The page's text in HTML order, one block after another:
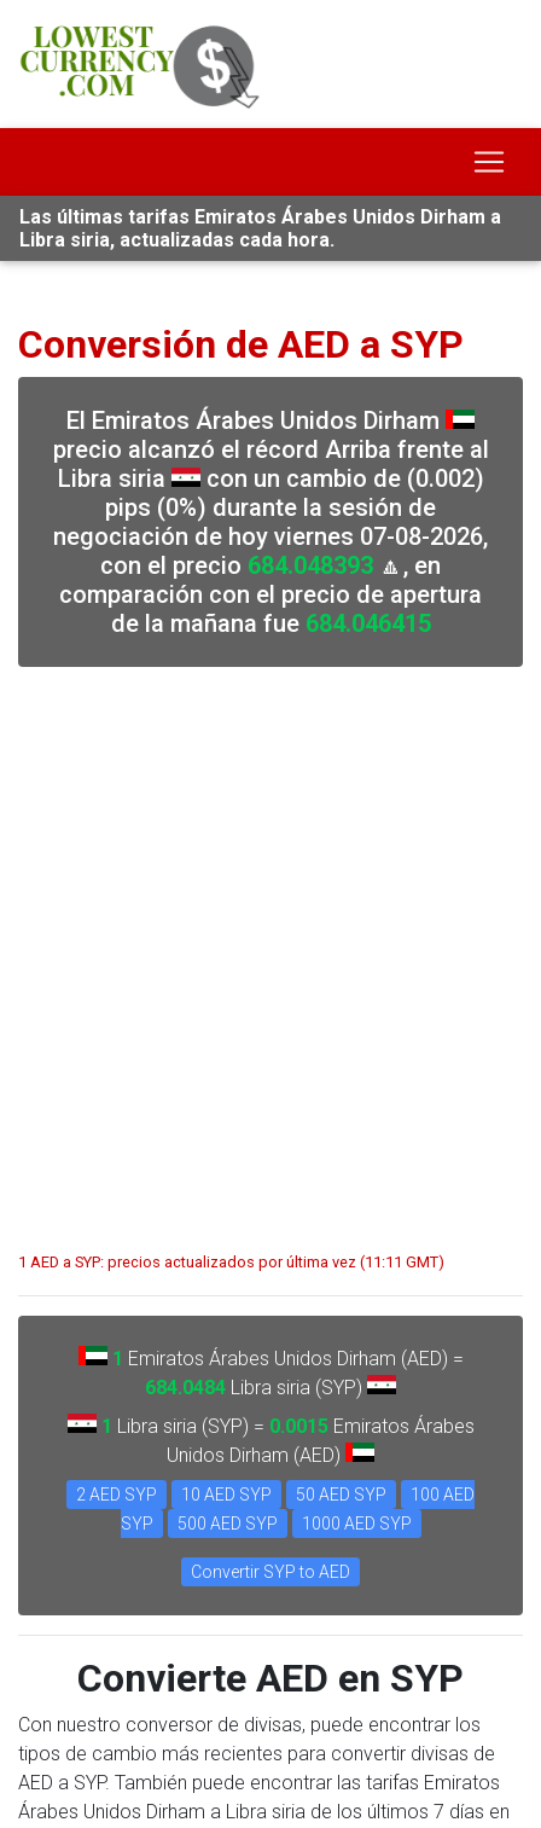
Las últimas tarifas Emiratos Árabes Unidos Dirham a
Libra siria, actualizadas cada hora.
Conversión de AED a SYP
El Emiratos Árabes Unidos Dirham
precio alcanzó el récord Arriba frente al
Libra siria
con un cambio de (0.002)
pips (0%) durante la sesión de
negociación de hoy viernes 07-08-2026,
con el precio 684.048393 🔼, en
comparación con el precio de apertura
de la mañana fue 684.046415
1 AED a SYP: precios actualizados por última vez (11:11 GMT)
1 Emiratos Árabes Unidos Dirham (AED) =
684.0484 Libra siria (SYP)
1 Libra siria (SYP) = 0.0015 Emiratos Árabes
Unidos Dirham (AED)
2 AED SYP 10 AED SYP 50 AED SYP
100 AED
SYP
500 AED SYP 1000 AED SYP
Convertir SYP to AED
Convierte AED en SYP
Con nuestro conversor de divisas, puede encontrar los
tipos de cambio más recientes para convertir divisas de
AED a SYP. También puede encontrar las tarifas Emiratos
Árabes Unidos Dirham a Libra siria de los últimos 7 días en